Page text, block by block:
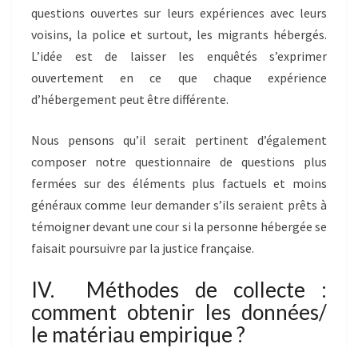
questions ouvertes sur leurs expériences avec leurs
voisins, la police et surtout, les migrants hébergés.
L’idée est de laisser les enquêtés s’exprimer
ouvertement en ce que chaque expérience
d’hébergement peut être différente.
Nous pensons qu’il serait pertinent d’également
composer notre questionnaire de questions plus
fermées sur des éléments plus factuels et moins
généraux comme leur demander s’ils seraient prêts à
témoigner devant une cour si la personne hébergée se
faisait poursuivre par la justice française.
IV. Méthodes de collecte :
comment obtenir les données/
le matériau empirique ?